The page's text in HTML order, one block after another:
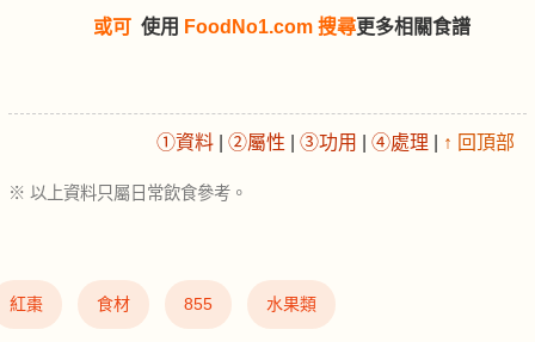
或可 使用 FoodNo1.com 搜尋更多相關食譜
①資料 ②屬性 ③功用 ④處理 ↑ 回頂部
※ 以上資料只屬日常飲食參考。
紅棗 食材 855 水果類